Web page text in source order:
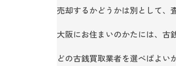
売却するかどうかは別として、
大阪にお住まいのかたには、古
どの古銭買取業者を選べばよい